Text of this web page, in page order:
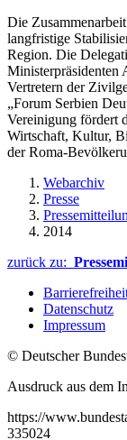
Die
langfristige
Region. Die
Ministerpräsidenten
Vertretern der
„Forum Serbien
Vereinigung fördert
Wirtschaft, Kultur,
der Roma-
Webarchiv
Presse
2014
zurück zu:
Datenschutz
Impressum
© Deutscher
Ausdruck aus dem
https://
335024